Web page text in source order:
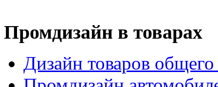
Промдизайн в товарах
Дизайн товаров общего